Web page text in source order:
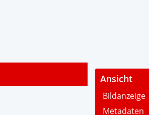
- Ansicht
Bildanzeige
Metadaten